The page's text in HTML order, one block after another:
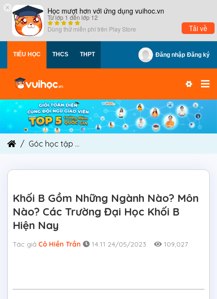
× Học mượt hơn với ứng dụng vuihoc.vn
Từ lớp 1 đến lớp 12
Dùng thử miễn phí trên Play Store Tải về
TIỂU HỌC THCS THPT Đăng nhập Đăng ký
Góc học tập
Khối B Gồm Những Ngành Nào? Môn
Nào? Các Trường Đại Học Khối B
Hiện Nay
Tác giả Cô Hiền Trần 14:11 24/05/2023 109,027